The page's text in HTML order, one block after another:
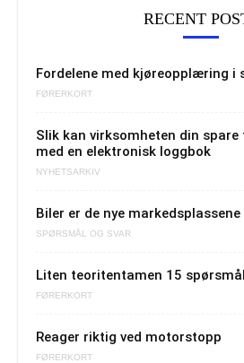
RECENT
Fordelene med kjøreopplæring i
FØRERKORT
Slik kan virksomheten din spare
med en elektronisk loggbok
NYHETSARKIV
Biler er de nye markedsplassene
SPØRSMÅL OG SVAR
Liten teoritentamen 15 spørsmål
FØRERKORT
Reager riktig ved motorstopp
FØRERKORT